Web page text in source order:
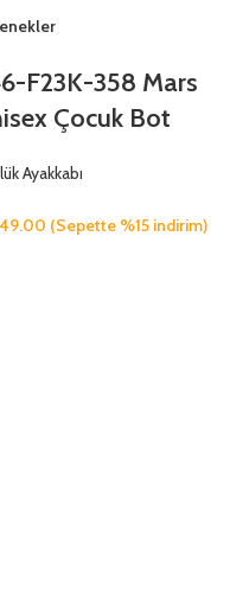
F23K-358 Mars
Çocuk Bot
Ayakkabı
(Sepette %15 indirim)